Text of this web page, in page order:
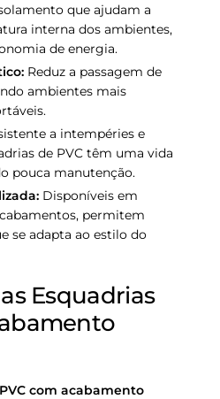
que ajudam a
interna dos ambientes,
de energia.
Reduz a passagem de
ambientes mais
a intempéries e
de PVC têm uma vida
pouca manutenção.
Disponíveis em
permitem
se adapta ao estilo do
Esquadrias
com acabamento